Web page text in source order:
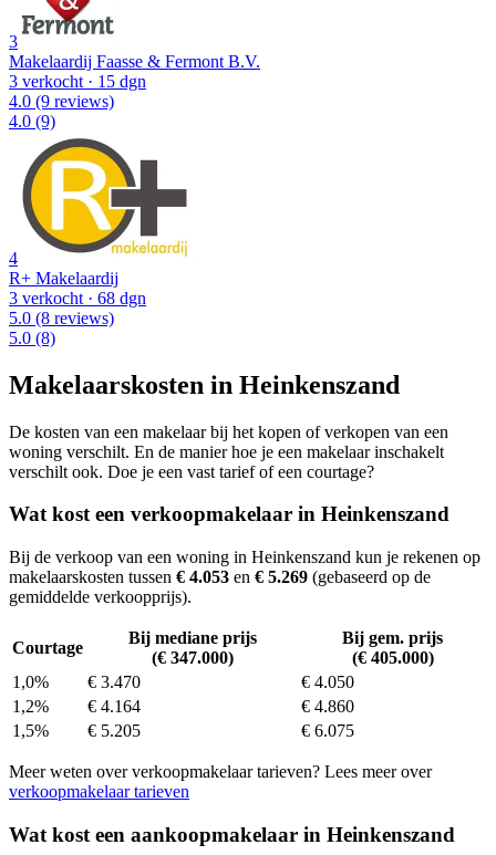
3
Makelaardij Faasse & Fermont B.V.
3 verkocht · 15 dgn
4.0 (9 reviews)
4.0 (9)
4
R+ Makelaardij
3 verkocht · 68 dgn
5.0 (8 reviews)
5.0 (8)
Makelaarskosten in Heinkenszand
De kosten van een makelaar bij het kopen of verkopen van een
woning verschilt. En de manier hoe je een makelaar inschakelt
verschilt ook. Doe je een vast tarief of een courtage?
Wat kost een verkoopmakelaar in Heinkenszand
Bij de verkoop van een woning in Heinkenszand kun je rekenen op
makelaarskosten tussen € 4.053 en € 5.269 (gebaseerd op de
gemiddelde verkoopprijs).
Courtage
Bij mediane prijs
(€ 347.000)
Bij gem. prijs
(€ 405.000)
1,0%
€ 3.470
€ 4.050
1,2%
€ 4.164
€ 4.860
1,5%
€ 5.205 € 6.075
Meer weten over verkoopmakelaar tarieven? Lees meer over
verkoopmakelaar tarieven
Wat kost een aankoopmakelaar in Heinkenszand